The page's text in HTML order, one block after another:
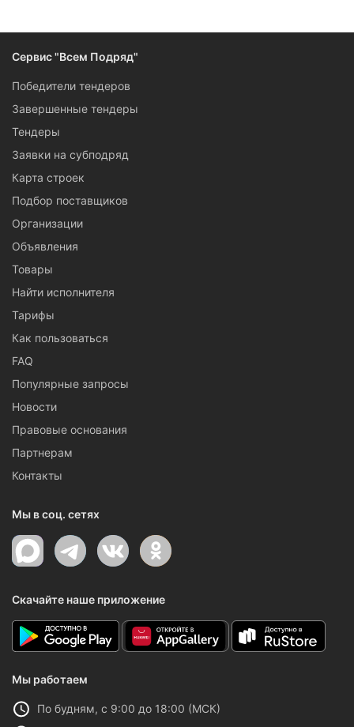
Сервис "Всем Подряд"
Победители тендеров
Завершенные тендеры
Тендеры
Заявки на субподряд
Карта строек
Подбор поставщиков
Организации
Объявления
Товары
Найти исполнителя
Тарифы
Как пользоваться
FAQ
Популярные запросы
Новости
Правовые основания
Партнерам
Контакты
Мы в соц. сетях
Скачайте наше приложение
Мы работаем
По будням, с 9:00 до 18:00 (МСК)